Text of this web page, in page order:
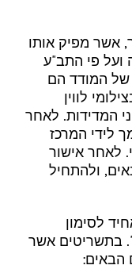
אשר מפיק אותו
ועל פי התב"ע
של המודד הם
לווין
המדידות. לאחר
לידי המרכז
לאחר אישור
ולהתחיל
לסימון
בתשריטים אשר
הבאים: